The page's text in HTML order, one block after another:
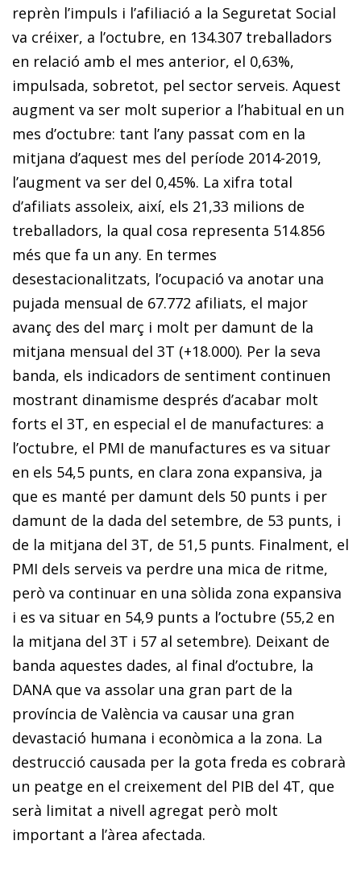
reprèn l’impuls i l’afiliació a la Seguretat Social
va créixer, a l’octubre, en 134.307 treballadors
en relació amb el mes anterior, el 0,63%,
impulsada, sobretot, pel sector serveis. Aquest
augment va ser molt superior a l’habitual en un
mes d’octubre: tant l’any passat com en la
mitjana d’aquest mes del període 2014-2019,
l’augment va ser del 0,45%. La xifra total
d’afiliats assoleix, així, els 21,33 milions de
treballadors, la qual cosa representa 514.856
més que fa un any. En termes
desestacionalitzats, l’ocupació va anotar una
pujada mensual de 67.772 afiliats, el major
avanç des del març i molt per damunt de la
mitjana mensual del 3T (+18.000). Per la seva
banda, els indicadors de sentiment continuen
mostrant dinamisme després d’acabar molt
forts el 3T, en especial el de manufactures: a
l’octubre, el PMI de manufactures es va situar
en els 54,5 punts, en clara zona expansiva, ja
que es manté per damunt dels 50 punts i per
damunt de la dada del setembre, de 53 punts, i
de la mitjana del 3T, de 51,5 punts. Finalment, el
PMI dels serveis va perdre una mica de ritme,
però va continuar en una sòlida zona expansiva
i es va situar en 54,9 punts a l’octubre (55,2 en
la mitjana del 3T i 57 al setembre). Deixant de
banda aquestes dades, al final d’octubre, la
DANA que va assolar una gran part de la
província de València va causar una gran
devastació humana i econòmica a la zona. La
destrucció causada per la gota freda es cobrarà
un peatge en el creixement del PIB del 4T, que
serà limitat a nivell agregat però molt
important a l’àrea afectada.